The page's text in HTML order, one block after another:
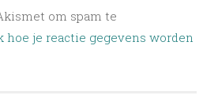
om spam te
hoe je reactie gegevens worden